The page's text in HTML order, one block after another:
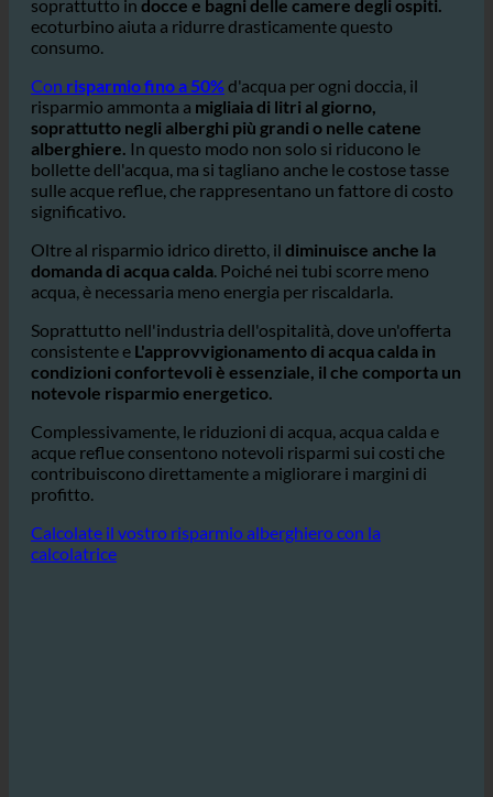
Gli hotel hanno un enorme consumo di acqua,
soprattutto in
consumo.
Conrisparmio fino a 50%d'acqua per ogni doccia, il
risparmio ammonta amigliaia di litri al giorno,
soprattutto negli alberghi più grandi o nelle catene
alberghiere.In questo modo non solo si riducono le
bollette dell'acqua, ma si tagliano anche le costose tasse
significativo.
Oltre al risparmio idrico diretto, ildiminuisce anche la
acqua, è necessaria meno energia per riscaldarla.
Soprattutto nell'industria dell'ospitalità, dove un'offerta
consistente eL'approvvigionamento di acqua calda in
notevole risparmio energetico.
Complessivamente, le riduzioni di acqua, acqua calda e
acque reflue consentono notevoli risparmi sui costi che
profitto.